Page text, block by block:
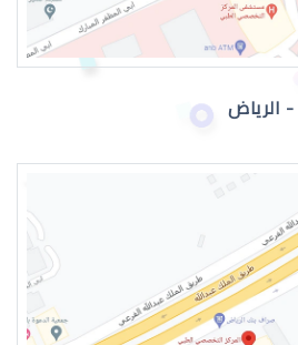
الرضيع تدمع
الاطفال الرضع